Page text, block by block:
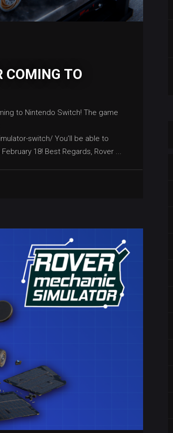
COMING TO
to Nintendo Switch! The game
switch/ You’ll be able to
18! Best Regards, Rover